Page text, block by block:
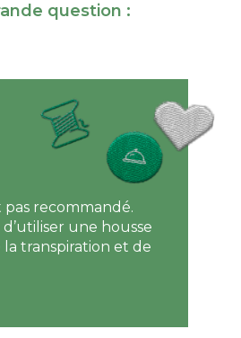
question :
recommandé.
une housse
transpiration et de